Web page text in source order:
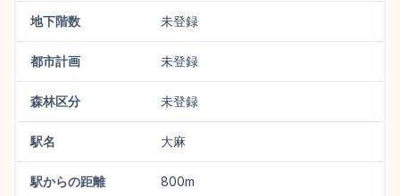
地下階数 未登録
都市計画 未登録
森林区分 未登録
駅名 大麻
駅からの距離 800m